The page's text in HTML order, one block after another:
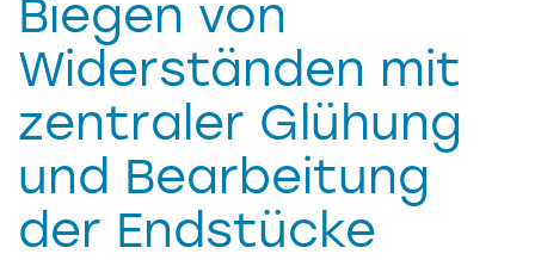
Biegen von
Widerständen mit
zentraler Glühung
und Bearbeitung
der Endstücke